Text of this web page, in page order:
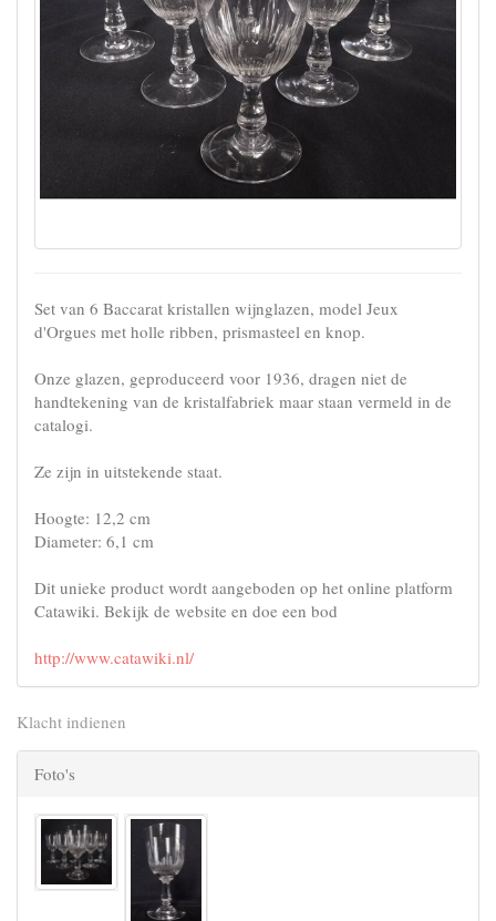
Set van 6 Baccarat kristallen wijnglazen, model Jeux
d'Orgues met holle ribben, prismasteel en knop.
Onze glazen, geproduceerd voor 1936, dragen niet de
handtekening van de kristalfabriek maar staan vermeld in de
catalogi.
Ze zijn in uitstekende staat.
Hoogte: 12,2 cm
Diameter: 6,1 cm
Dit unieke product wordt aangeboden op het online platform
Catawiki. Bekijk de website en doe een bod
http://www.catawiki.nl/
Klacht indienen
Foto's